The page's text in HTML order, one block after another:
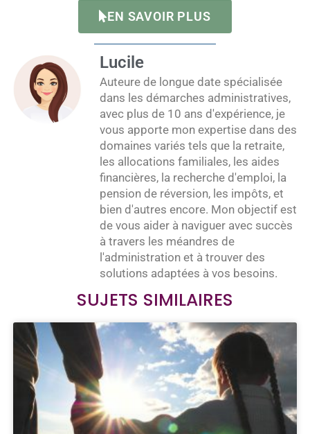
EN SAVOIR PLUS
Lucile
Auteure de longue date spécialisée
dans les démarches administratives,
avec plus de 10 ans d'expérience, je
vous apporte mon expertise dans des
domaines variés tels que la retraite,
les allocations familiales, les aides
financières, la recherche d'emploi, la
pension de réversion, les impôts, et
bien d'autres encore. Mon objectif est
de vous aider à naviguer avec succès
à travers les méandres de
l'administration et à trouver des
solutions adaptées à vos besoins.
SUJETS SIMILAIRES